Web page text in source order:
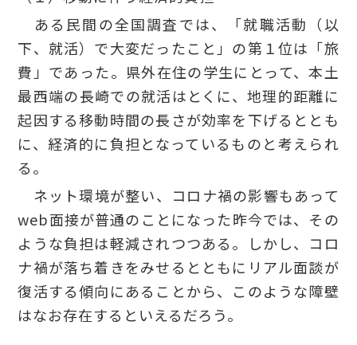
ある民間の全国調査では、「就職活動（以
下、就活）で大変だったこと」の第１位は「旅
費」であった。県外在住の学生にとって、本土
最西端の長崎での就活はとくに、地理的距離に
起因する移動時間の長さが効率を下げるととも
に、経済的に負担となっているものと考えられ
る。
ネット環境が整い、コロナ禍の影響もあって
web面接が普通のことになった昨今では、その
ような負担は軽減されつつある。しかし、コロ
ナ禍が落ち着きをみせるとともにリアル面談が
復活する傾向にあることから、このような障壁
はなお存在するといえるだろう。